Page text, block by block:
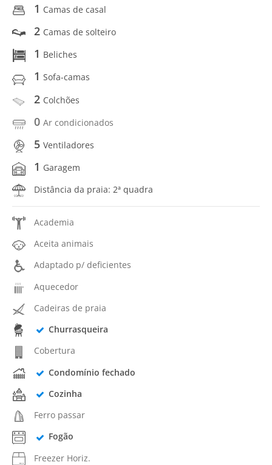
1 Camas de casal
2 Camas de solteiro
1 Beliches
1 Sofa-camas
2 Colchões
0 Ar condicionados
5 Ventiladores
1 Garagem
Distância da praia: 2ª quadra
Academia
Aceita animais
Adaptado p/ deficientes
Aquecedor
Cadeiras de praia
Churrasqueira
Cobertura
Condomínio fechado
Cozinha
Ferro passar
Fogão
Freezer Horiz.